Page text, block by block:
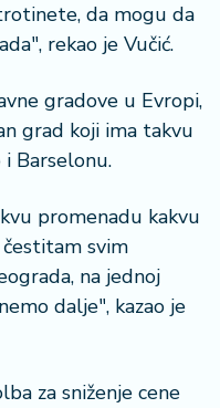
da mogu da
rekao je Vučić.
gradove u Evropi,
grad koji ima takvu
Barselonu.
promenadu kakvu
svim
na jednoj
dalje", kazao je
za sniženje cene